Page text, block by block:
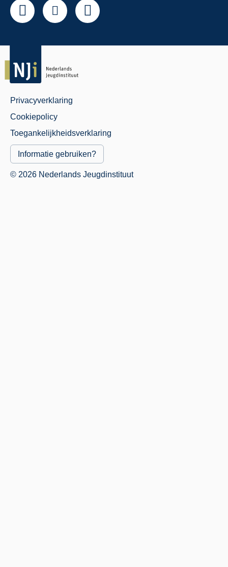
Juridisch
Menu
Privacyverklaring
Cookiepolicy
Toegankelijkheidsverklaring
Informatie gebruiken?
© 2026 Nederlands Jeugdinstituut